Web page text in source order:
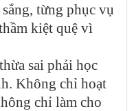
từng phục vụ
kiệt quệ vì
sai phải học
Không chỉ hoạt
chỉ làm cho